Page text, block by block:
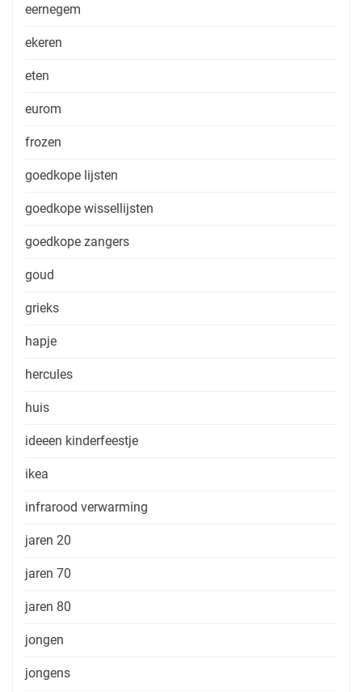
eernegem
ekeren
eten
eurom
frozen
goedkope lijsten
goedkope wissellijsten
goedkope zangers
goud
grieks
hapje
hercules
huis
ideeen kinderfeestje
ikea
infrarood verwarming
jaren 20
jaren 70
jaren 80
jongen
jongens